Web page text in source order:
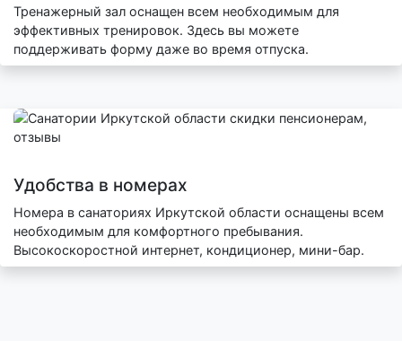
Тренажерный зал оснащен всем необходимым для
эффективных тренировок. Здесь вы можете
поддерживать форму даже во время отпуска.
Удобства в номерах
Номера в санаториях Иркутской области оснащены всем
необходимым для комфортного пребывания.
Высокоскоростной интернет, кондиционер, мини-бар.